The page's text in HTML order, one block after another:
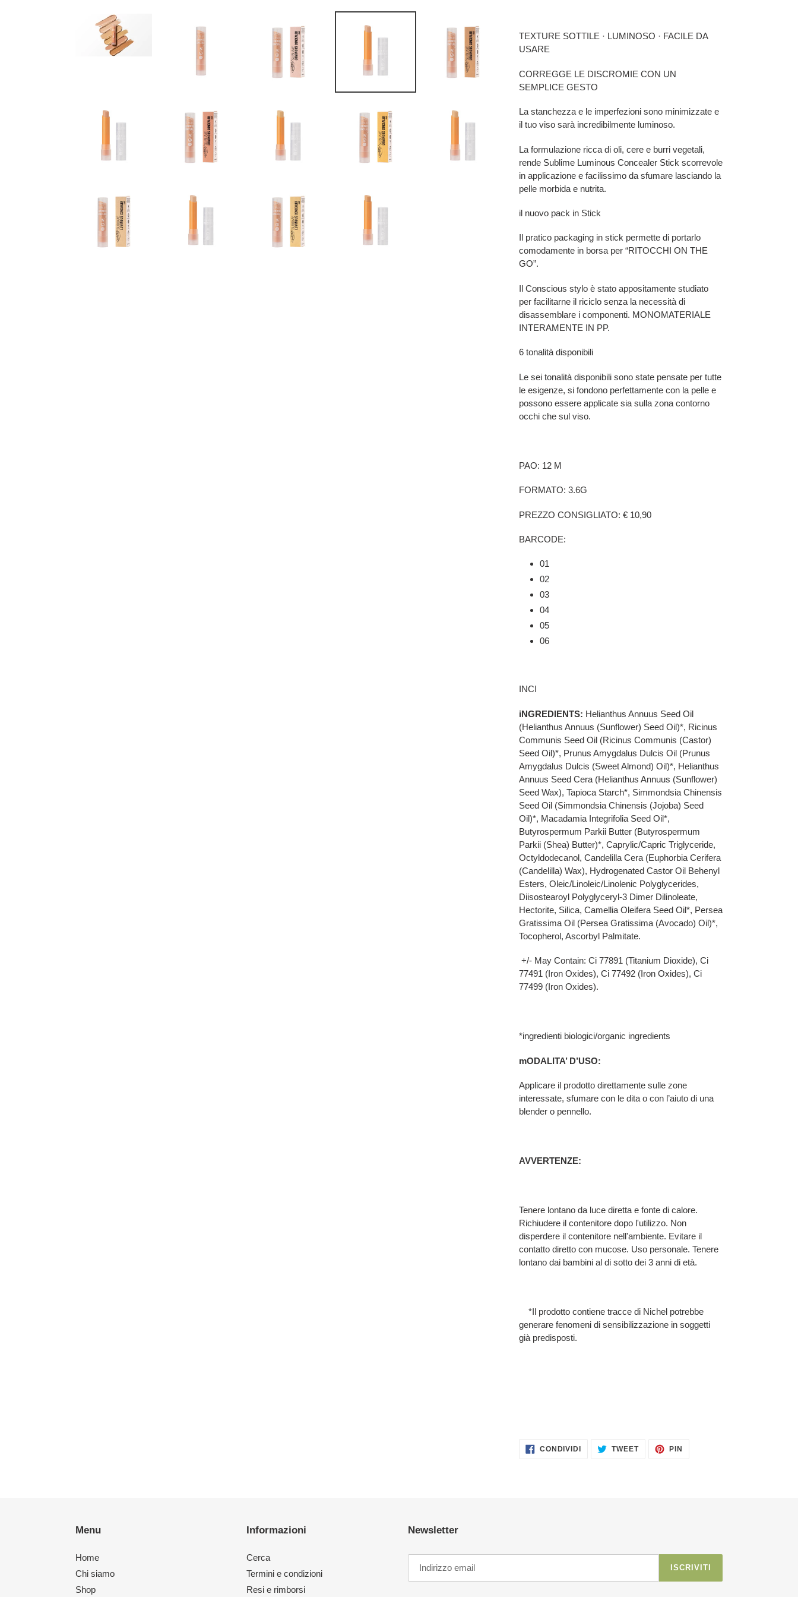
TEXTURE SOTTILE · LUMINOSO · FACILE DA
USARE
CORREGGE LE DISCROMIE CON UN
SEMPLICE GESTO
La stanchezza e le imperfezioni sono minimizzate e
il tuo viso sarà incredibilmente luminoso.
La formulazione ricca di oli, cere e burri vegetali,
rende Sublime Luminous Concealer Stick scorrevole
in applicazione e facilissimo da sfumare lasciando la
pelle morbida e nutrita.
il nuovo pack in Stick
Il pratico packaging in stick permette di portarlo
comodamente in borsa per “RITOCCHI ON THE
GO”.
Il Conscious stylo è stato appositamente studiato
per facilitarne il riciclo senza la necessità di
disassemblare i componenti. MONOMATERIALE
INTERAMENTE IN PP.
6 tonalità disponibili
Le sei tonalità disponibili sono state pensate per tutte
le esigenze, si fondono perfettamente con la pelle e
possono essere applicate sia sulla zona contorno
occhi che sul viso.
PAO: 12 M
FORMATO: 3.6G
PREZZO CONSIGLIATO: € 10,90
BARCODE:
01
02
03
04
05
06
INCI
iNGREDIENTS: Helianthus Annuus Seed Oil
(Helianthus Annuus (Sunflower) Seed Oil)*, Ricinus
Communis Seed Oil (Ricinus Communis (Castor)
Seed Oil)*, Prunus Amygdalus Dulcis Oil (Prunus
Amygdalus Dulcis (Sweet Almond) Oil)*, Helianthus
Annuus Seed Cera (Helianthus Annuus (Sunflower)
Seed Wax), Tapioca Starch*, Simmondsia Chinensis
Seed Oil (Simmondsia Chinensis (Jojoba) Seed
Oil)*, Macadamia Integrifolia Seed Oil*,
Butyrospermum Parkii Butter (Butyrospermum
Parkii (Shea) Butter)*, Caprylic/Capric Triglyceride,
Octyldodecanol, Candelilla Cera (Euphorbia Cerifera
(Candelilla) Wax), Hydrogenated Castor Oil Behenyl
Esters, Oleic/Linoleic/Linolenic Polyglycerides,
Diisostearoyl Polyglyceryl-3 Dimer Dilinoleate,
Hectorite, Silica, Camellia Oleifera Seed Oil*, Persea
Gratissima Oil (Persea Gratissima (Avocado) Oil)*,
Tocopherol, Ascorbyl Palmitate.
+/- May Contain: Ci 77891 (Titanium Dioxide), Ci
77491 (Iron Oxides), Ci 77492 (Iron Oxides), Ci
77499 (Iron Oxides).
*ingredienti biologici/organic ingredients
mODALITA’ D’USO:
Applicare il prodotto direttamente sulle zone
interessate, sfumare con le dita o con l’aiuto di una
blender o pennello.
AVVERTENZE:
Tenere lontano da luce diretta e fonte di calore.
Richiudere il contenitore dopo l'utilizzo. Non
disperdere il contenitore nell'ambiente. Evitare il
contatto diretto con mucose. Uso personale. Tenere
lontano dai bambini al di sotto dei 3 anni di età.
*Il prodotto contiene tracce di Nichel potrebbe
generare fenomeni di sensibilizzazione in soggetti
già predisposti.
CONDIVIDI CONDIVIDITWEETTWITTA PIN
Menu
Home
Chi siamo
Shop
Informazioni
Cerca
Termini e condizioni
Resi e rimborsi
Newsletter
ISCRIVITI